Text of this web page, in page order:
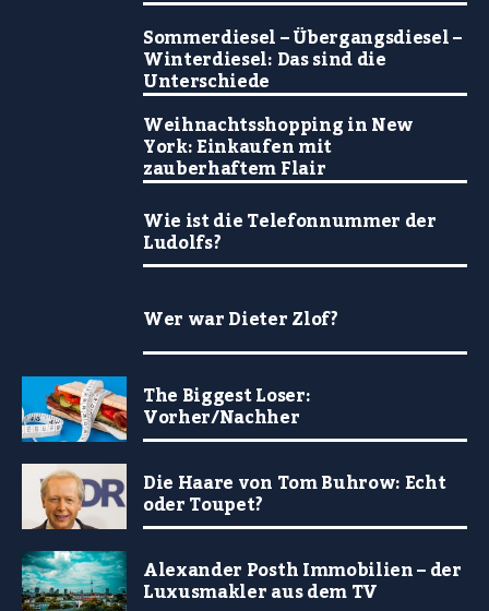
Sommerdiesel – Übergangsdiesel –
Winterdiesel: Das sind die
Unterschiede
Weihnachtsshopping in New
York: Einkaufen mit
zauberhaftem Flair
Wie ist die Telefonnummer der
Ludolfs?
Wer war Dieter Zlof?
The Biggest Loser:
Vorher/Nachher
Die Haare von Tom Buhrow: Echt
oder Toupet?
Alexander Posth Immobilien – der
Luxusmakler aus dem TV